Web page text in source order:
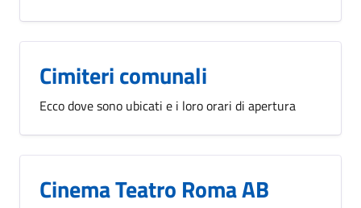
Cimiteri comunali
Ecco dove sono ubicati e i loro orari di apertura
Cinema Teatro Roma AB